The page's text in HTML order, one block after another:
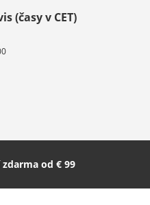
Italien (Deutsch)
(časy v CET)
od € 99